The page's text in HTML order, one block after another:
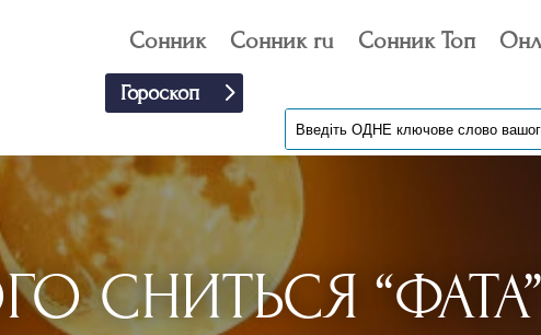
Сонник Сонник ru Сонник Топ
Гороскоп
СНИТЬСЯ “ФАТА”